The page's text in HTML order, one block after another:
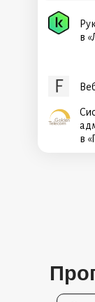
в
в